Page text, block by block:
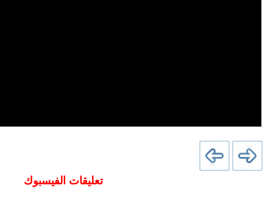
تعليقات الفيسبوك